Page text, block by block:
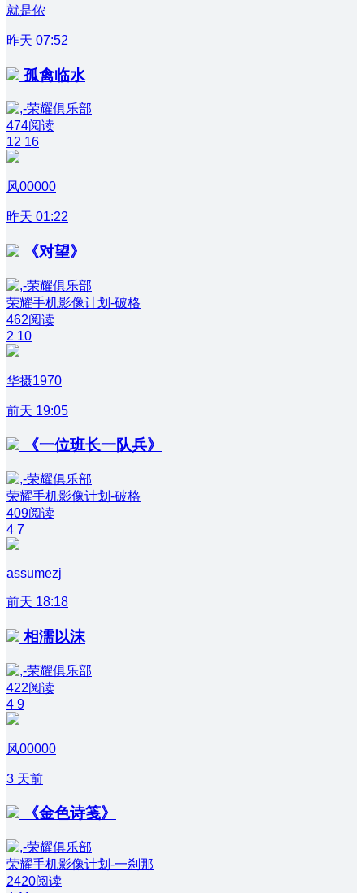
就是侬
昨天 07:52
孤禽临水
474阅读
12 16
风00000
昨天 01:22
《对望》
荣耀手机影像计划-破格
462阅读
2 10
华摄1970
前天 19:05
《一位班长一队兵》
荣耀手机影像计划-破格
409阅读
4 7
assumezj
前天 18:18
相濡以沫
422阅读
4 9
风00000
3 天前
《金色诗笺》
荣耀手机影像计划-一刹那
2420阅读